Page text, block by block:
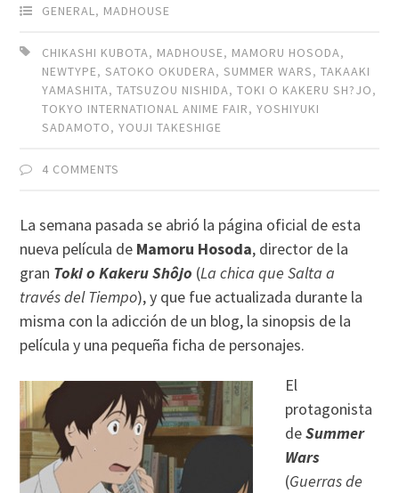
GENERAL, MADHOUSE
CHIKASHI KUBOTA, MADHOUSE, MAMORU HOSODA,
NEWTYPE,SATOKO OKUDERA,SUMMER WARS,TAKAAKI
YAMASHITA,TATSUZOU NISHIDA,TOKI O KAKERU SH?JO,
TOKYO INTERNATIONAL ANIME FAIR,YOSHIYUKI
SADAMOTO,YOUJI TAKESHIGE
4 COMMENTS
La semana pasada se abrió la página oficial de esta
nueva película de Mamoru Hosoda, director de la
gran Toki o Kakeru Shôjo (La chica que Salta a
través del Tiempo), y que fue actualizada durante la
misma con la adicción de un blog, la sinopsis de la
película y una pequeña ficha de personajes.
El
protagonista
deSummer
Wars
(Guerras de